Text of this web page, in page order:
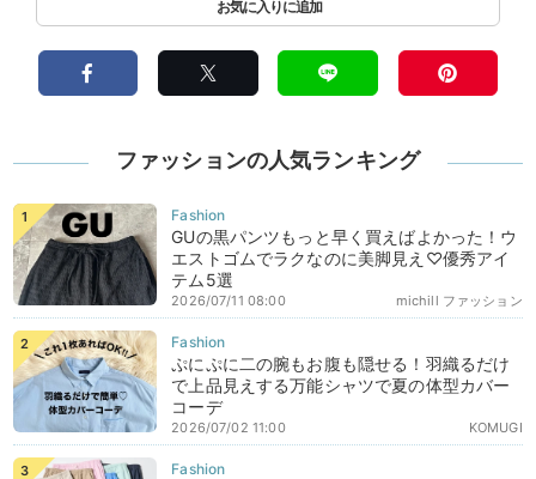
ファッションの人気ランキング
GUの黒パンツもっと早く買えばよかった！ウ
エストゴムでラクなのに美脚見え♡優秀アイ
テム5選
michill ファッション
2026/07/11 08:00
ぷにぷに二の腕もお腹も隠せる！羽織るだけ
で上品見えする万能シャツで夏の体型カバー
コーデ
KOMUGI
2026/07/02 11:00